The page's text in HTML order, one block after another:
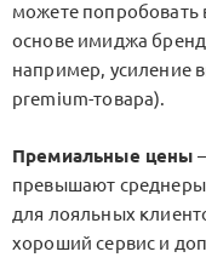
можете попробовать
основе имиджа
например, усиление
premium-товара).
Премиальные цены
превышают
для лояльных
хороший сервис и